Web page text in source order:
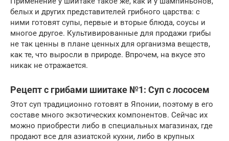
белых и других представителей грибного царства: с
ними готовят супы, первые и вторые блюда, соусы и
многое другое. Культивированные для продажи грибы
не так ценны в плане ценных для организма веществ,
как те, что выросли в природе. Впрочем, на вкусе это
никак не отражается.
Рецепт с грибами шиитаке №1: Суп с лососем
Этот суп традиционно готовят в Японии, поэтому в его
составе много экзотических компонентов. Сейчас их
можно приобрести либо в специальных магазинах, где
продают все для азиатской кухни, либо в крупных